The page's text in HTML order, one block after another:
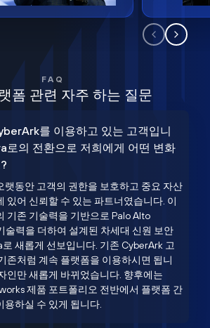
FAQ
폼 관련 자주 하는 질문
를 이용하고 있는 고객입니
로의 전환으로 저희에게 어떤 변화
랫동안 고객의 권한을 보호하고 중요 자산
있어 신뢰할 수 있는 파트너였습니다. 이
기존 기술력을 기반으로 Palo Alto
술력을 더하여 설계된 차세대 신원 보안
새롭게 선보입니다. 기존 CyberArk 고
존처럼 계속 플랫폼을 이용하시면 됩니
인만 새롭게 바뀌었습니다. 향후에는
제품 포트폴리오 전반에서 플랫폼 간
용하실 수 있게 됩니다.